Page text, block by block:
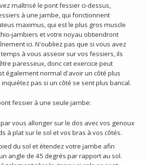
maîtrisé le pont fessier ci-dessus,
à une jambe, qui fonctionnent
maximus, qui est le plus gros muscle
jambiers et votre noyau obtiendront
ici. N'oubliez pas que si vous avez
à vous asseoir sur vos fessiers, ils
paresseux, donc cet exercice peut
également normal d'avoir un côté plus
pas si un côté se sent plus bancal.
fessier à une seule jambe:
vous allonger sur le dos avec vos genoux
à plat sur le sol et vos bras à vos côtés.
du sol et étendez votre jambe afin
angle de 45 degrés par rapport au sol.